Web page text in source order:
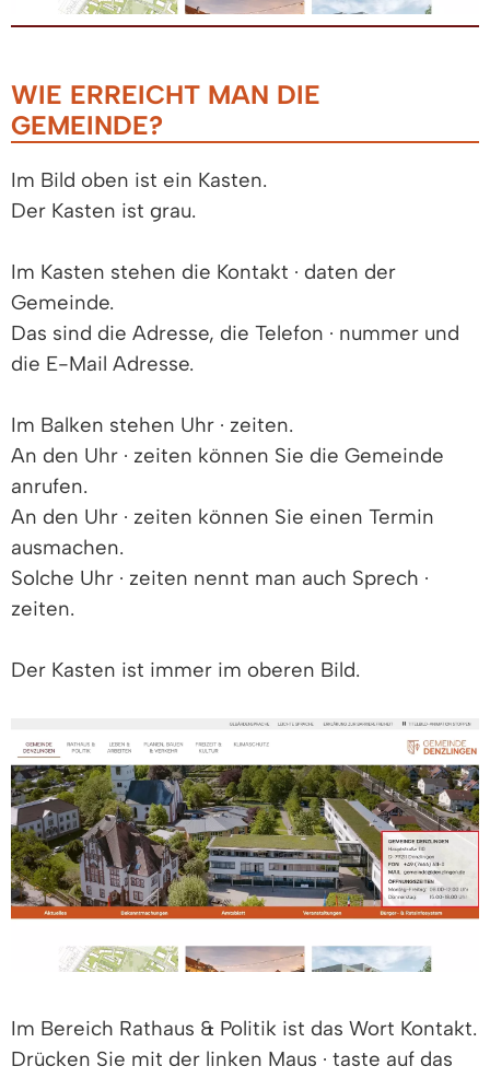
WIE ERREICHT MAN DIE
GEMEINDE?
Im Bild oben ist ein Kasten.
Der Kasten ist grau.
Im Kasten stehen die Kontakt · daten der
Gemeinde.
Das sind die Adresse, die Telefon · nummer und
die E-Mail Adresse.
Im Balken stehen Uhr · zeiten.
An den Uhr · zeiten können Sie die Gemeinde
anrufen.
An den Uhr · zeiten können Sie einen Termin
ausmachen.
Solche Uhr · zeiten nennt man auch Sprech ·
zeiten.
Der Kasten ist immer im oberen Bild.
Im Bereich Rathaus & Politik ist das Wort Kontakt.
Drücken Sie mit der linken Maus · taste auf das